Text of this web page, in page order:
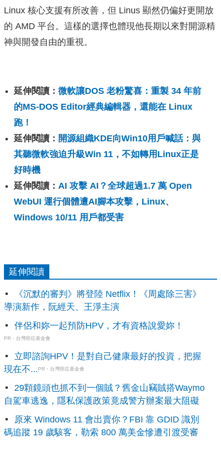
Linux 核心支援有所改善，但 Linus 顯然仍偏好更開放
的 AMD 平台。這樣的選擇也體現他長期以來對開源精
神與開發自由的重視。
延伸閱讀： 微軟讓DOS 老粉驚喜：重製 34 年前
的MS-DOS Editor經典編輯器，還能在 Linux
跑！
延伸閱讀： 開源組織KDE向Win10用戶喊話：與
其聽微軟強迫升級Win 11，不如轉用Linux正是
好時機
延伸閱讀： AI 攻擊 AI？全球超過1.7 萬 Open
WebUI 運行個體遭AI腳本攻擊，Linux、
Windows 10/11 用戶都受害
延伸閱讀
《沉默的審判》將登陸 Netflix！《周處除三害》
導演新作，阮經天、王淨主演
伴侶和妳一起預防HPV，才有資格說愛妳！
PR・台灣癌症基金會
立即諮詢HPV！是對自己健康最好的投資，把握
現在不...PR・台灣癌症基金會
29顆鏡頭也抓不到一個賊？舊金山竊賊搭Waymo
自駕車逃逸，隱私保護政策竟成警方辦案最大阻礙
原來 Windows 11 會出賣你？FBI 靠 GDID 識別
碼追蹤 19 歲駭客，勒索 800 萬美金慘遭引渡受審